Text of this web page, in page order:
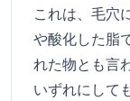
これは、毛穴
や酸化した脂
れた物とも言
いずれにして